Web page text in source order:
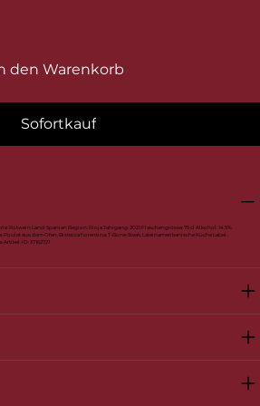
den Warenkorb
Sofortkauf
Rotwein Land: Spanien Region: Rioja Jahrgang: 2021 Flaschengrösse: 75 cl Alkohol: 14.5%
aus dem Ofen, Bistecca fiorentina, T-Bone-Steak, Lateinamerikanische Küche Label:
ID: 37163721